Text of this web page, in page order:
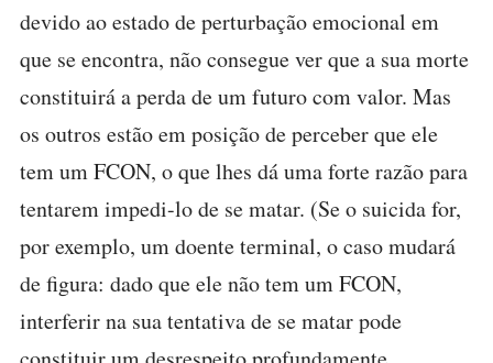
devido ao estado de perturbação emocional em
que se encontra, não consegue ver que a sua morte
constituirá a perda de um futuro com valor. Mas
os outros estão em posição de perceber que ele
tem um FCON, o que lhes dá uma forte razão para
tentarem impedi-lo de se matar. (Se o suicida for,
por exemplo, um doente terminal, o caso mudará
de figura: dado que ele não tem um FCON,
interferir na sua tentativa de se matar pode